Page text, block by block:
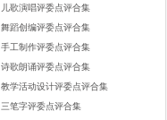
儿歌演唱评委点评合集
舞蹈创编评委点评合集
手工制作评委点评合集
诗歌朗诵评委点评合集
教学活动设计评委点评合集
三笔字评委点评合集